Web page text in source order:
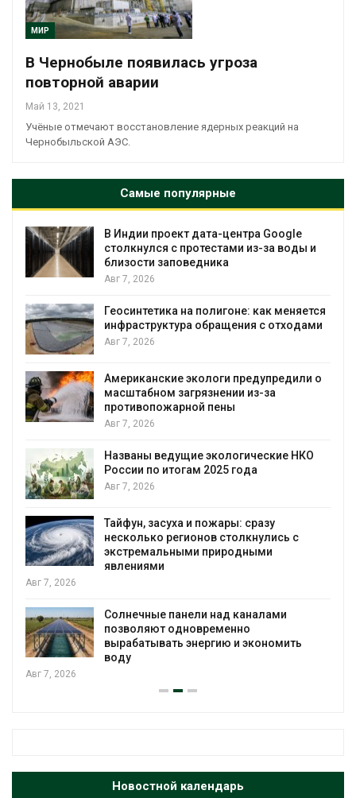
МИР
В Чернобыле появилась угроза
повторной аварии
Май 13, 2021
Учёные отмечают восстановление ядерных реакций на
Чернобыльской АЭС.
Самые популярные
В Индии проект дата-центра Google
столкнулся с протестами из-за воды и
близости заповедника
Авг 7, 2026
Геосинтетика на полигоне: как меняется
инфраструктура обращения с отходами
Авг 7, 2026
Американские экологи предупредили о
масштабном загрязнении из-за
противопожарной пены
Авг 7, 2026
Названы ведущие экологические НКО
России по итогам 2025 года
Авг 7, 2026
Тайфун, засуха и пожары: сразу
несколько регионов столкнулись с
экстремальными природными
явлениями
Авг 7, 2026
Солнечные панели над каналами
позволяют одновременно
вырабатывать энергию и экономить
воду
Авг 7, 2026
Новостной календарь